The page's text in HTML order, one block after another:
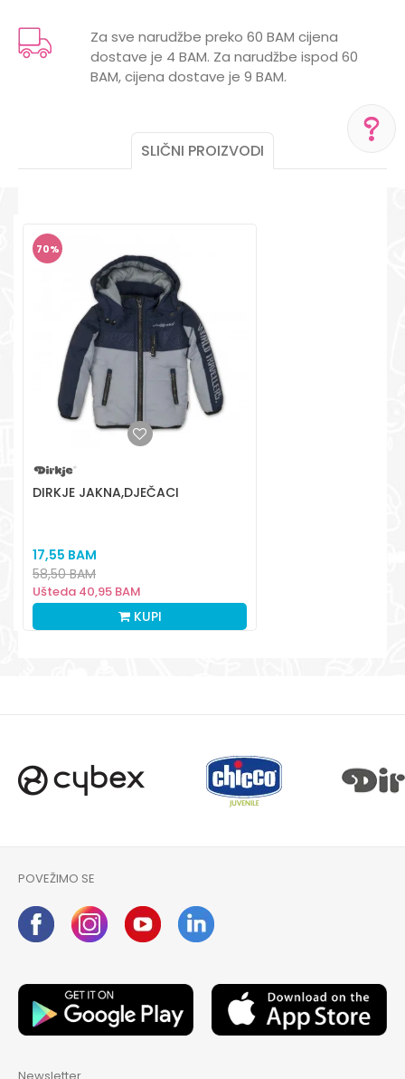
POL
MUŠKI
Za sve narudžbe preko 60 BAM cijena
dostave je 4 BAM. Za narudžbe ispod 60
BAM, cijena dostave je 9 BAM.
SLIČNI PROIZVODI
70%
DIRKJE JAKNA,DJEČACI
17,55 BAM
Ušteda 40,95 BAM
58,50BAM
KUPI
POVEŽIMO SE